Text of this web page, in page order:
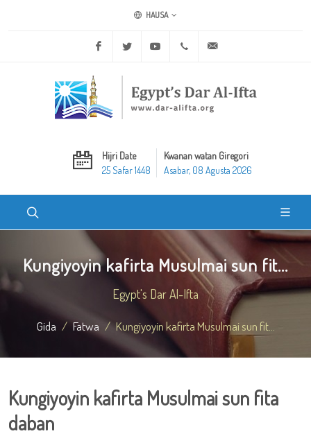
HAUSA
Facebook Twitter Youtube +20 2 25970400
Hijri Date
25 Safar 1448
Kwanan watan Giregori
Asabar, 08 Agusta 2026
Kungiyoyin kafirta Musulmai sun fit...
Egypt's Dar Al-Ifta
Gida Fatwa Kungiyoyin kafirta Musulmai sun fit...
Kungiyoyin kafirta Musulmai sun fita
daban